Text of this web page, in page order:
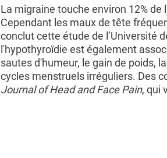
La migraine touche environ 12%
Cependant les maux de tête
conclut cette étude de l’Université
l'hypothyroïdie est également
sautes d'humeur, le gain de poids,
cycles menstruels irréguliers. Des
Journal of Head and Face Pain, qui